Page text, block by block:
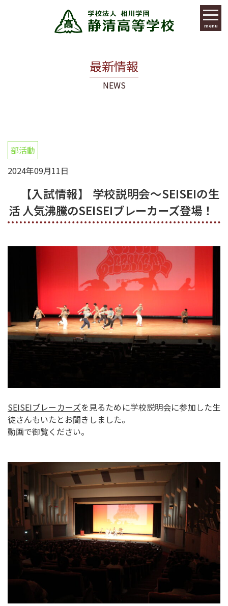
menu
最新情報
NEWS
部活動
2024年09月11日
【入試情報】 学校説明会～SEISEIの生
活 人気沸騰のSEISEIブレーカーズ登場！
SEISEIブレーカーズを見るために学校説明会に参加した生
徒さんもいたとお聞きしました。
動画で御覧ください。